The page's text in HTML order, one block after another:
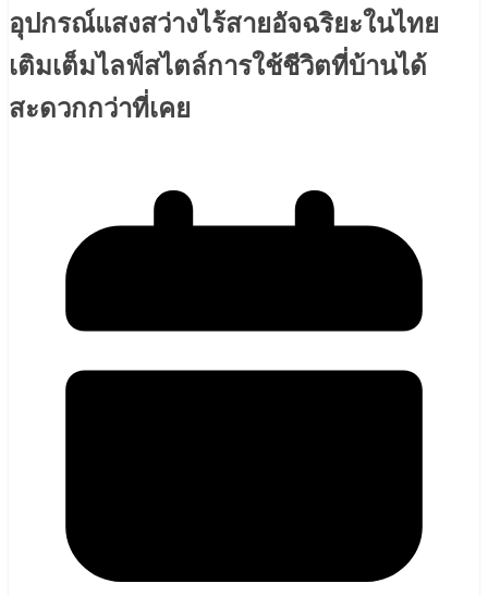
อุปกรณ์แสงสว่างไร้สายอัจฉริยะในไทย
เติมเต็มไลฟ์สไตล์การใช้ชีวิตที่บ้านได้
สะดวกกว่าที่เคย